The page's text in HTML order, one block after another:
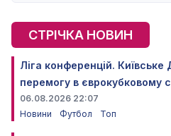
СТРІЧКА НОВИН
Ліга конференцій.
перемогу в єврокубковому
06.08.2026 22:07
Новини
Футбол Топ